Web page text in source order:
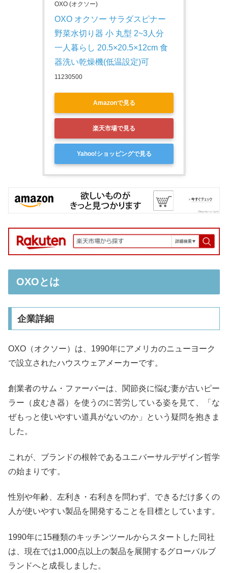
OXO (オクソー)
OXO オクソー サラダスピナー
野菜水切り器 小 丸型 2~3人分
一人暮らし 20.5×20.5×12cm 食
器洗い乾燥機(低温設定)可
11230500
Amazonで見る
楽天市場で見る
Yahoo!ショッピングで見る
OXOとは
企業詳細
OXO（オクソー）は、1990年にアメリカのニューヨーク
で設立されたハウスウェアメーカーです。
創業者のサム・ファーバーは、関節炎に悩む妻が古いピー
ラー（皮むき器）を使うのに苦労している姿を見て、「な
ぜもっと使いやすい道具がないのか」という疑問を抱きま
した。
これが、ブランドの根幹であるユニバーサルデザイン哲学
の始まりです。
性別や年齢、左利き・右利きを問わず、できるだけ多くの
人が使いやすい製品を開発することを目標としています。
1990年に15種類のキッチンツールからスタートした同社
は、現在では1,000点以上の製品を展開するグローバルブ
ランドへと成長しました。